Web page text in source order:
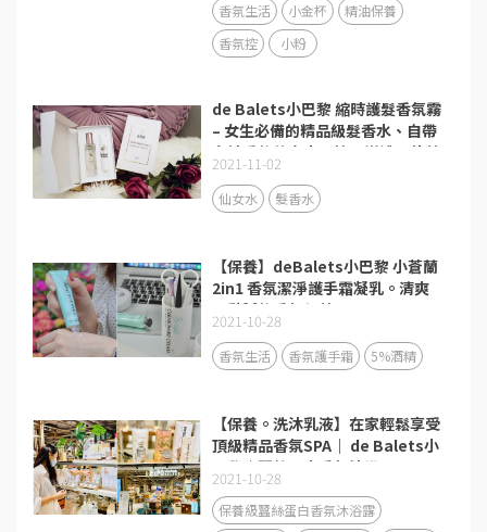
香氛生活
小金杯
精油保養
香氛控
小粉
de Balets小巴黎 縮時護髮香氛霧
– 女生必備的精品級髮香水、自帶
女神香的仙女水、節日送禮最佳首
選
2021-11-02
仙女水 髮香水
【保養】deBalets小巴黎 小蒼蘭
2in1 香氛潔淨護手霜凝乳。清爽
不黏膩的香氛保養
2021-10-28
香氛生活 香氛護手霜 5%酒精
【保養。洗沐乳液】在家輕鬆享受
頂級精品香氛SPA｜ de Balets小
巴黎｜蠶絲蛋白香氛沐浴露、72H
金萃香氛保濕身體乳(青澀時光)
2021-10-28
保養級蠶絲蛋白香氛沐浴露